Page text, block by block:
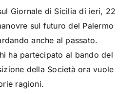
Giornale di Sicilia di ieri, 22
sul futuro del Palermo
anche al passato.
ha partecipato al bando del
della Società ora vuole
ragioni.